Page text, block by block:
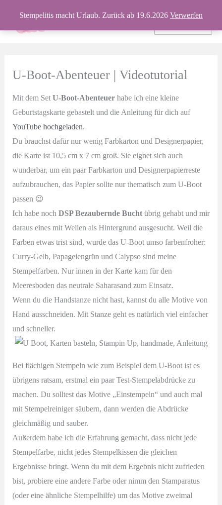
Stempelitis macht Urlaub. Zurück ab 19.6.2026 Verwerfen
springen
Produkte
U-Boot-Abenteuer | Videotutorial
Mit dem Set U-Boot-Abenteuerhabe ich eine kleine
Geburtstagskarte gebastelt und die Anleitung für dich auf
YouTube hochgeladen.
Du brauchst dafür nur wenig Farbkarton und Designerpapier,
die Karte ist 10,5 cm x 7 cm groß. Sie eignet sich auch
wunderbar, um ein paar Farbkarton und Designerpapierreste
aufzubrauchen, das Papier sollte nur thematisch zum U-Boot
passen 😉
Ich habe noch DSP Bezaubernde Buchtübrig gehabt und mir
daraus eines mit Wellen als Hintergrund ausgesucht. Weil die
Farben etwas trist sind, wurde das U-Boot umso farbenfroher:
Curry-Gelb, Papageiengrün und Calypso sind meine
Stempelfarben. Nur innen in der Karte kam für den
Meeresboden das neutrale Saharasand zum Einsatz.
Wenn du die Handstanze nicht hast, kannst du alle Motive von
Hand ausschneiden. Mit Stanze geht es natürlich viel einfacher
und schneller.
Bei flächigen Stempeln wie zum Beispiel dem U-Boot ist es
übrigens ratsam, erstmal ein paar Test-Stempelabdrücke zu
machen. Du solltest das Motive „Einstempeln“ und auch mal
mit Stempelreiniger säubern, dann werden die Abdrücke
gleichmäßig und sauber.
Außerdem habe ich die Erfahrung gemacht, dass nicht jede
Stempelfarbe, nicht jedes Stempelkissen die gleichen
Ergebnisse bringt. Wenn du mit dem Ergebnis nicht zufrieden
bist, probiere eine andere Farbe oder nimm den Stamparatus
(oder eine ähnliche Stempelhilfe) um das Motive zweimal